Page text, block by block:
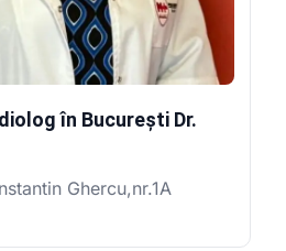
în București Dr.
Ghercu,nr.1A